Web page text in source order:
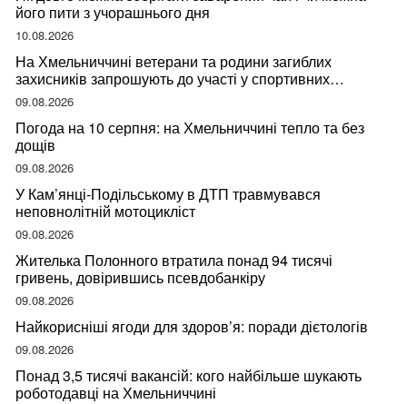
його пити з учорашнього дня
10.08.2026
На Хмельниччині ветерани та родини загиблих
захисників запрошують до участі у спортивних
змаганнях
09.08.2026
Погода на 10 серпня: на Хмельниччині тепло та без
дощів
09.08.2026
У Кам’янці-Подільському в ДТП травмувався
неповнолітній мотоцикліст
09.08.2026
Жителька Полонного втратила понад 94 тисячі
гривень, довірившись псевдобанкіру
09.08.2026
Найкорисніші ягоди для здоров’я: поради дієтологів
09.08.2026
Понад 3,5 тисячі вакансій: кого найбільше шукають
роботодавці на Хмельниччині